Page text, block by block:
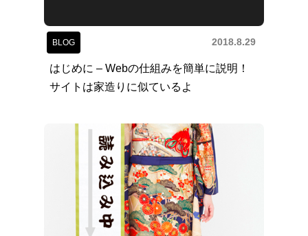
BLOG 2018.8.29
はじめに – Webの仕組みを簡単に説明！
サイトは家造りに似ているよ